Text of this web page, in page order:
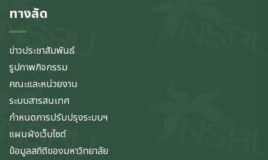
ทางลัด
ข่าวประชาสัมพันธ์
รูปภาพกิจกรรม
คณะและหน่วยงาน
ระบบสารสนเทศ
กำหนดการปรับปรุงระบบฯ
แผนผังเว็บไซต์
ข้อมูลสถิติของมหาวิทยาลัย